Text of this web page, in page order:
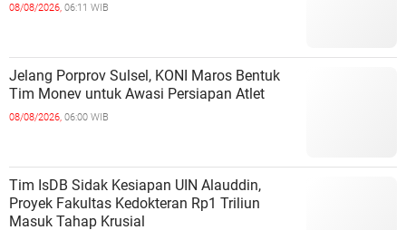
08/08/2026, 06:11 WIB
Jelang Porprov Sulsel, KONI Maros Bentuk
Tim Monev untuk Awasi Persiapan Atlet
08/08/2026, 06:00 WIB
Tim IsDB Sidak Kesiapan UIN Alauddin,
Proyek Fakultas Kedokteran Rp1 Triliun
Masuk Tahap Krusial